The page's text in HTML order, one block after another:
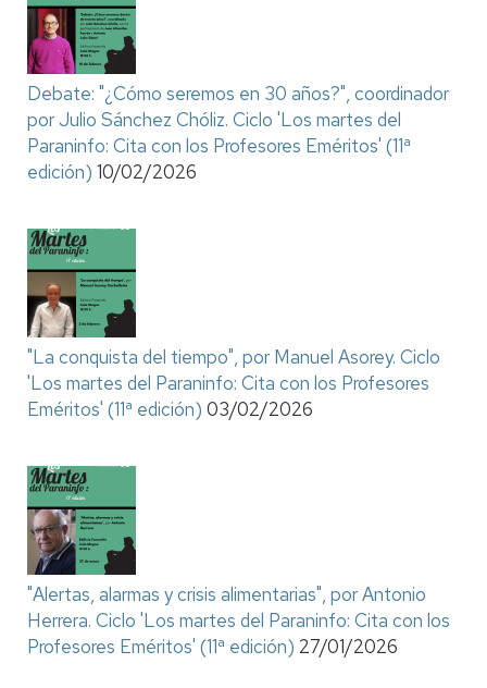
Debate: "¿Cómo seremos en 30 años?", coordinador
por Julio Sánchez Chóliz. Ciclo 'Los martes del
Paraninfo: Cita con los Profesores Eméritos' (11ª
edición) 10/02/2026
"La conquista del tiempo", por Manuel Asorey. Ciclo
'Los martes del Paraninfo: Cita con los Profesores
Eméritos' (11ª edición) 03/02/2026
"Alertas, alarmas y crisis alimentarias", por Antonio
Herrera. Ciclo 'Los martes del Paraninfo: Cita con los
Profesores Eméritos' (11ª edición) 27/01/2026